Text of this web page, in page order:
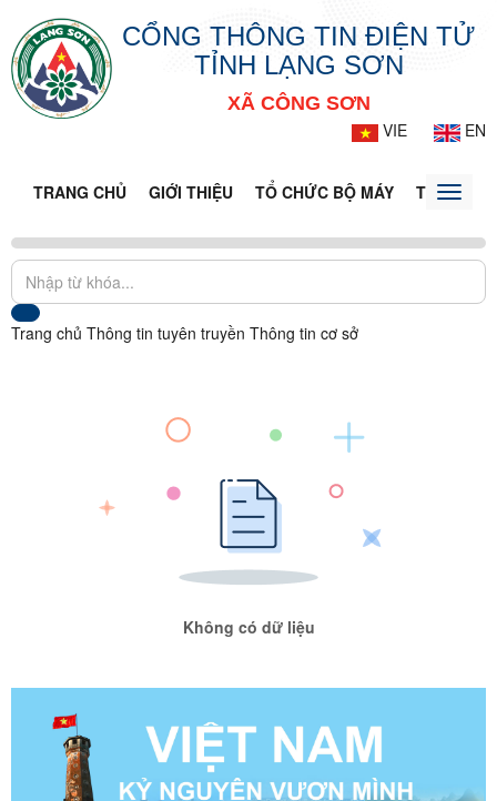
CỔNG THÔNG TIN ĐIỆN TỬ
TỈNH LẠNG SƠN
XÃ CÔNG SƠN
VIE
EN
TRANG CHỦ GIỚI THIỆU TỔ CHỨC BỘ MÁY TIN TỨC -
Toggle
Trang chủ Thông tin tuyên truyền Thông tin cơ sở
Không có dữ liệu